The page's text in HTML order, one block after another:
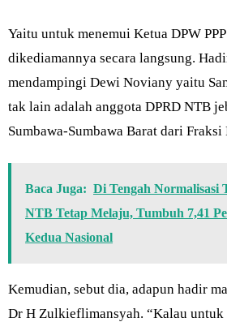
Yaitu untuk menemui Ketua DPW
dikediamannya secara langsung.
mendampingi Dewi Noviany yaitu
tak lain adalah anggota DPRD NTB
Sumbawa-Sumbawa Barat dari Fraksi
Baca Juga: Di Tengah Normalisasi
NTB Tetap Melaju, Tumbuh 7,41
Kedua Nasional
Kemudian, sebut dia, adapun hadir
Dr H Zulkieflimansyah. “Kalau untuk